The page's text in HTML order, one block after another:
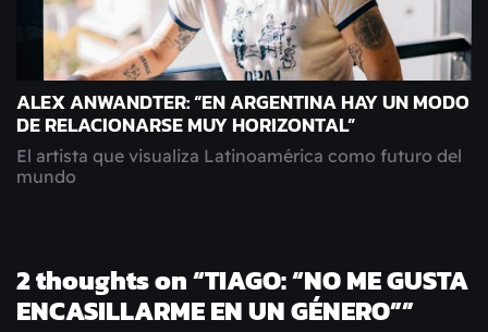
ALEX ANWANDTER: “EN ARGENTINA HAY UN MODO
DE RELACIONARSE MUY HORIZONTAL”
El artista que visualiza Latinoamérica como futuro del
mundo
2 thoughts on “TIAGO: “NO ME GUSTA
ENCASILLARME EN UN GÉNERO””